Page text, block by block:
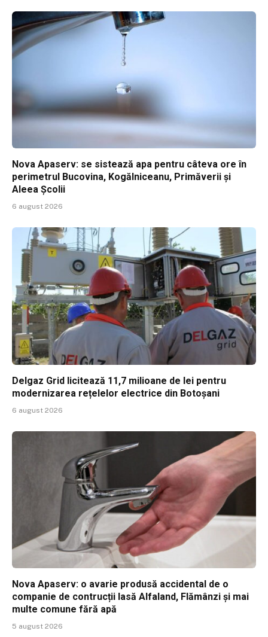
Nova Apaserv: se sistează apa pentru câteva ore în
perimetrul Bucovina, Kogălniceanu, Primăverii și
Aleea Școlii
6 august 2026
Delgaz Grid licitează 11,7 milioane de lei pentru
modernizarea rețelelor electrice din Botoșani
6 august 2026
Nova Apaserv: o avarie produsă accidental de o
companie de contrucții lasă Alfaland, Flămânzi și mai
multe comune fără apă
5 august 2026